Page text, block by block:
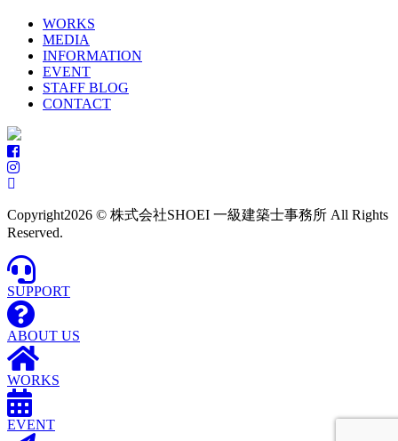
WORKS
MEDIA
INFORMATION
EVENT
STAFF BLOG
CONTACT
Copyright2026 © 株式会社SHOEI 一級建築士事務所 All Rights
Reserved.
SUPPORT
ABOUT US
WORKS
EVENT